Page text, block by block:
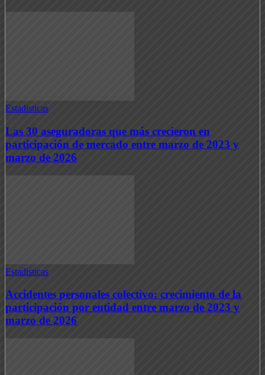
Estadisticas
Las 30 aseguradoras que más crecieron en
participación de mercado entre marzo de 2023 y
marzo de 2026
Estadisticas
Accidentes personales colectivo: crecimiento de la
participación por entidad entre marzo de 2023 y
marzo de 2026